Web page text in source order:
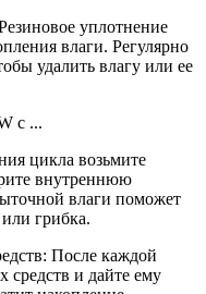
уплотнение
влаги. Регулярно
удалить влагу или ее
цикла возьмите
внутреннюю
влаги поможет
грибка.
После каждой
и дайте ему